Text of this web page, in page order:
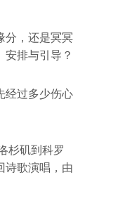
分，还是冥冥
安排与引导？
经过多少伤心
杉矶到科罗
诗歌演唱，由